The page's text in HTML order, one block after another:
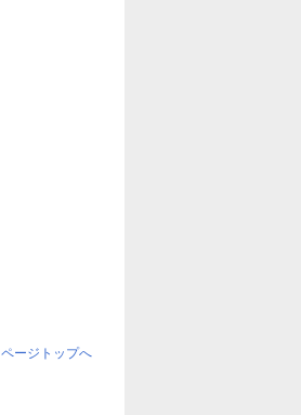
ページトップへ